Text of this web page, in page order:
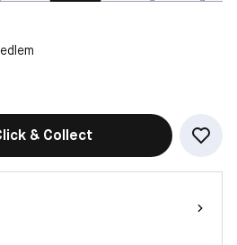
& Collect